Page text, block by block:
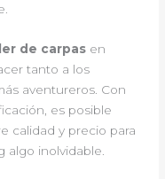
de carpas en
tanto a los
aventureros. Con
es posible
calidad y precio para
algo inolvidable.